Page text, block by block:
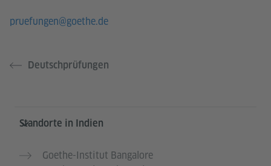
pruefungen@goethe.de
Deutschprüfungen
Service- und Informationsbereich
Standorte in Indien
Goethe-Institut Bangalore